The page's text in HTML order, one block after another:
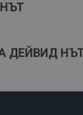
ДЕЙВИД